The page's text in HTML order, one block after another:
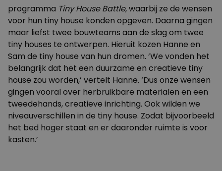
programma Tiny House Battle, waarbij ze de wensen
voor hun tiny house konden opgeven. Daarna gingen
maar liefst twee bouwteams aan de slag om twee
tiny houses te ontwerpen. Hieruit kozen Hanne en
Sam de tiny house van hun dromen. ‘We vonden het
belangrijk dat het een duurzame en creatieve tiny
house zou worden,’ vertelt Hanne. ‘Dus onze wensen
gingen vooral over herbruikbare materialen en een
tweedehands, creatieve inrichting. Ook wilden we
niveauverschillen in de tiny house. Zodat bijvoorbeeld
het bed hoger staat en er daaronder ruimte is voor
kasten.’